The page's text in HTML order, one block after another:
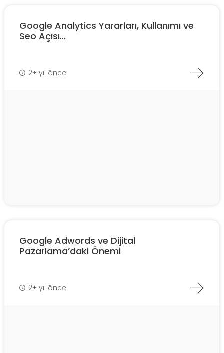
Google Analytics Yararları, Kullanımı ve
Seo Açısı...
2+ yıl önce
Google Adwords ve Dijital
Pazarlama’daki Önemi
2+ yıl önce